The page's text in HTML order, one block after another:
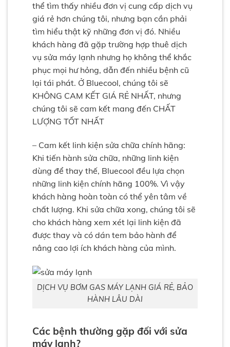
thể tìm thấy nhiều đơn vị cung cấp dịch vụ
giá rẻ hơn chúng tôi, nhưng bạn cần phải
tìm hiểu thật kỹ những đơn vị đó. Nhiều
khách hàng đã gặp trường hợp thuê dịch
vụ sửa máy lạnh nhưng họ không thể khắc
phục mọi hư hỏng, dẫn đến nhiều bệnh cũ
lại tái phát. Ở Bluecool, chúng tôi sẽ
KHÔNG CAM KẾT GIÁ RẺ NHẤT, nhưng
chúng tôi sẽ cam kết mang đến CHẤT
LƯỢNG TỐT NHẤT
– Cam kết linh kiện sửa chữa chính hãng:
Khi tiến hành sửa chữa, những linh kiện
dùng để thay thế, Bluecool đều lựa chọn
những linh kiện chính hãng 100%. Vì vậy
khách hàng hoàn toàn có thể yên tâm về
chất lượng. Khi sửa chữa xong, chúng tôi sẽ
cho khách hàng xem xét lại linh kiện đã
được thay và có dán tem bảo hành để
nâng cao lợi ích khách hàng của mình.
DỊCH VỤ BƠM GAS MÁY LẠNH GIÁ RẺ, BẢO
HÀNH LÂU DÀI
Các bệnh thường gặp đối với sửa
máy lạnh?